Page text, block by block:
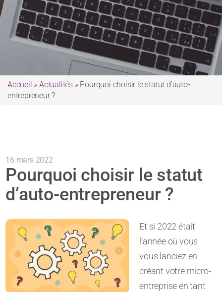
Accueil »Actualités » Pourquoi choisir le statut d’auto-
entrepreneur ?
16 mars 2022
Pourquoi choisir le statut
d’auto-entrepreneur ?
Et si 2022 était
l’année où vous
vous lanciez en
créant votre micro-
entreprise en tant